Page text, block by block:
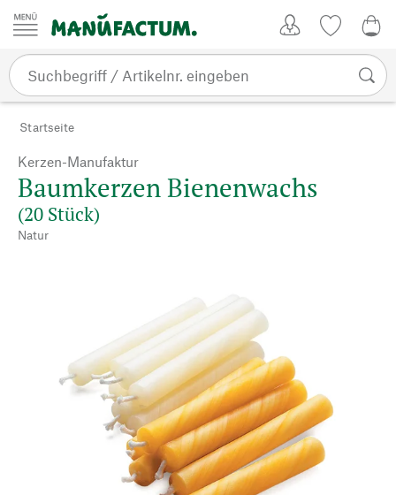
Zum Inhalt springen
Startseite
Kerzen-Manufaktur
Baumkerzen Bienenwachs
(20 Stück)
Natur